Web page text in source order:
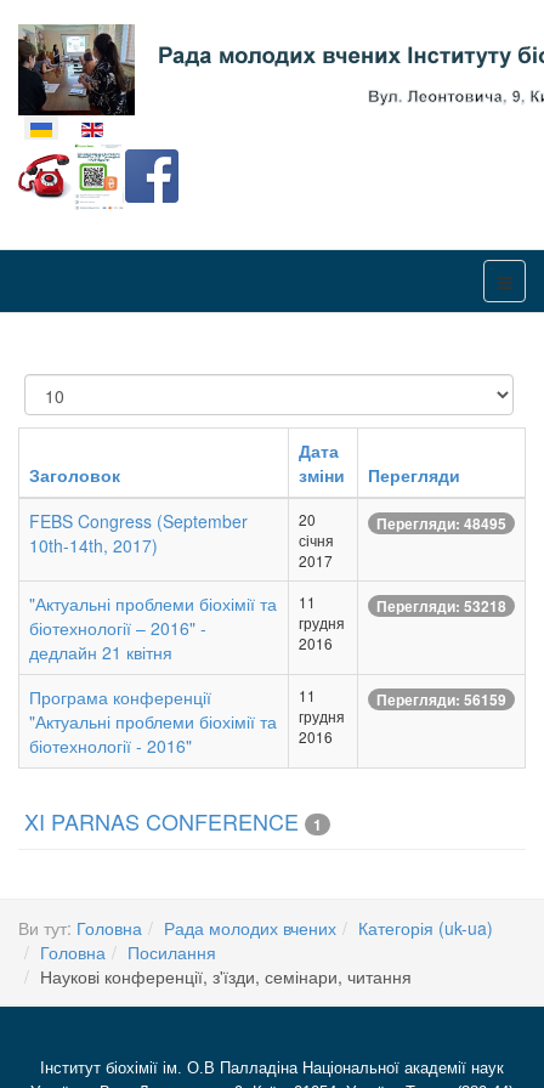
Оберіть свою мову
Показувати
Заголовок
Дата
зміни
Перегляди
FEBS Congress (September
10th-14th, 2017)
20
січня
2017
Перегляди: 48495
"Актуальні проблеми біохімії та
біотехнології – 2016" -
дедлайн 21 квітня
11
грудня
2016
Перегляди: 53218
Програма конференції
"Актуальні проблеми біохімії та
біотехнології - 2016"
11
грудня
2016
Перегляди: 56159
XI PARNAS CONFERENCE 1
Ви тут: Головна Рада молодих вчених
Категорія (uk-ua)
Головна
Посилання
Наукові конференції, з'їзди, семінари, читання
Інститут біохімії ім. О.В Палладіна Національної академії наук